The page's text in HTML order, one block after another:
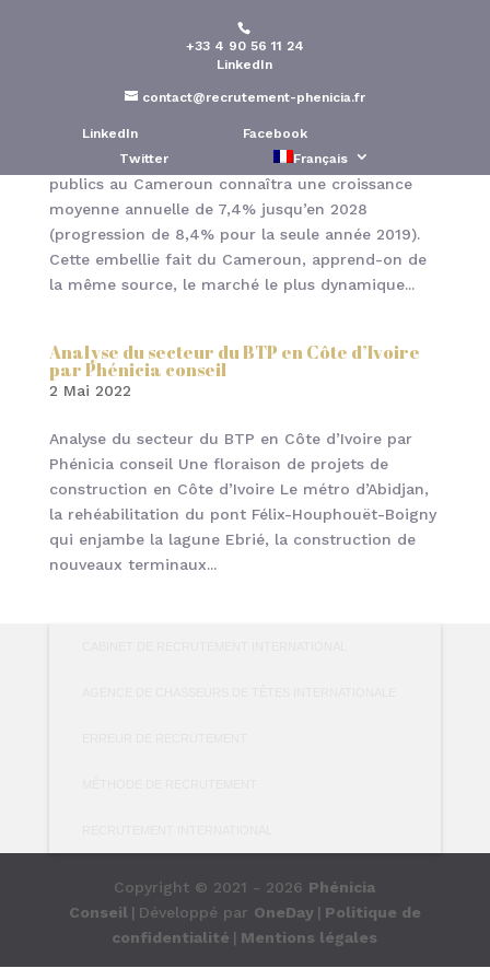
+33 4 90 56 11 24
LinkedIn
contact@recrutement-phenicia.fr
LinkedIn
Facebook
Twitter
Français
Analyse du secteur du BTP au Cameroun par
Phénicia conseil
Le secteur de la construction et des travaux
publics au Cameroun connaîtra une croissance
moyenne annuelle de 7,4% jusqu’en 2028
(progression de 8,4% pour la seule année 2019).
Cette embellie fait du Cameroun, apprend-on de
la même source, le marché le plus dynamique...
Analyse du secteur du BTP en Côte d’Ivoire
par Phénicia conseil
2 Mai 2022
Analyse du secteur du BTP en Côte d’Ivoire par
Phénicia conseil Une floraison de projets de
construction en Côte d’Ivoire Le métro d’Abidjan,
la rehéabilitation du pont Félix-Houphouët-Boigny
qui enjambe la lagune Ebrié, la construction de
nouveaux terminaux...
Copyright © 2021 - 2026 Phénicia
Conseil | Développé par OneDay | Politique de
confidentialité | Mentions légales